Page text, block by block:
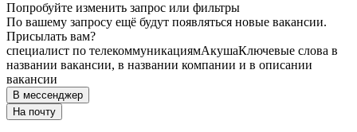
Попробуйте изменить запрос или фильтры
По вашему запросу ещё будут появляться новые вакансии.
Присылать вам?
специалист по телекоммуникациямАкушаКлючевые слова в
названии вакансии, в названии компании и в описании
вакансии
В мессенджер
На почту